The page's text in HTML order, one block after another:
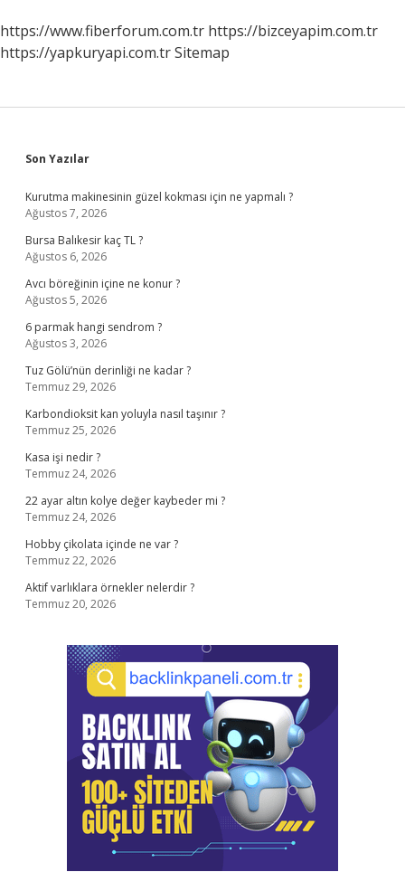
https://www.fiberforum.com.tr https://bizceyapim.com.tr
https://yapkuryapi.com.trSitemap
Sidebar
Son Yazılar
Kurutma makinesinin güzel kokması için ne yapmalı ?
Ağustos 7, 2026
Bursa Balıkesir kaç TL ?
Ağustos 6, 2026
Avcı böreğinin içine ne konur ?
Ağustos 5, 2026
6 parmak hangi sendrom ?
Ağustos 3, 2026
Tuz Gölü’nün derinliği ne kadar ?
Temmuz 29, 2026
Karbondioksit kan yoluyla nasıl taşınır ?
Temmuz 25, 2026
Kasa işi nedir ?
Temmuz 24, 2026
22 ayar altın kolye değer kaybeder mi ?
Temmuz 24, 2026
Hobby çikolata içinde ne var ?
Temmuz 22, 2026
Aktif varlıklara örnekler nelerdir ?
Temmuz 20, 2026